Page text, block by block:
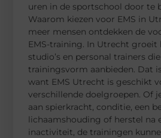
uren in de sportschool door te
Waarom kiezen voor EMS in
meer mensen ontdekken de
EMS-training. In Utrecht groeit
studio’s en personal trainers
trainingsvorm aanbieden. Dat
want EMS Utrecht is geschikt
verschillende doelgroepen. Of
aan spierkracht, conditie, een
lichaamshouding of herstel na
inactiviteit, de trainingen